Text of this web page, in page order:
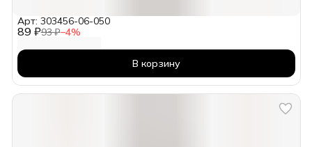
89 ₽93 ₽−4%
Арт: 303456-06-050
В корзину